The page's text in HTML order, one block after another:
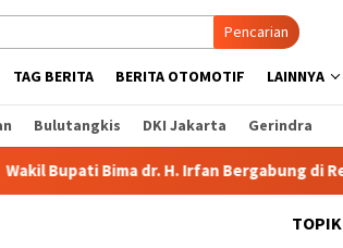
Pencarian
TAG BERITA BERITA OTOMOTIF LAINNYA
Bulutangkis DKI Jakarta Gerindra
H. Irfan Bergabung di Retreat Magelang